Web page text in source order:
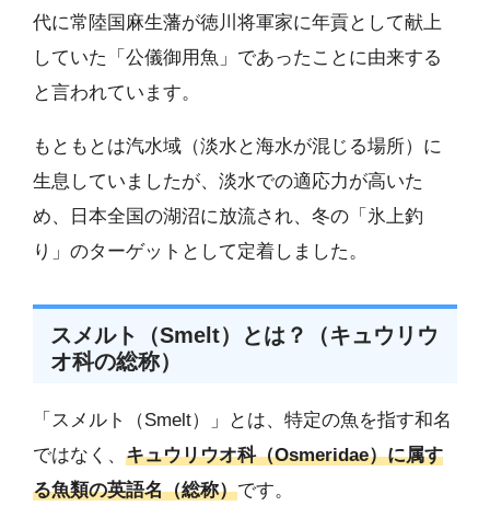
代に常陸国麻生藩が徳川将軍家に年貢として献上
していた「公儀御用魚」であったことに由来する
と言われています。
もともとは汽水域（淡水と海水が混じる場所）に
生息していましたが、淡水での適応力が高いた
め、日本全国の湖沼に放流され、冬の「氷上釣
り」のターゲットとして定着しました。
スメルト（Smelt）とは？（キュウリウ
オ科の総称）
「スメルト（Smelt）」とは、特定の魚を指す和名
ではなく、 キュウリウオ科（Osmeridae）に属す
る魚類の英語名（総称）です。